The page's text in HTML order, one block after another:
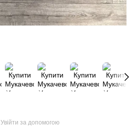
Увійти за допомогою